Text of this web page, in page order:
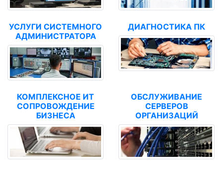
УСЛУГИ СИСТЕМНОГО
АДМИНИСТРАТОРА
ДИАГНОСТИКА ПК
КОМПЛЕКСНОЕ ИТ
СОПРОВОЖДЕНИЕ
БИЗНЕСА
ОБСЛУЖИВАНИЕ
СЕРВЕРОВ
ОРГАНИЗАЦИЙ